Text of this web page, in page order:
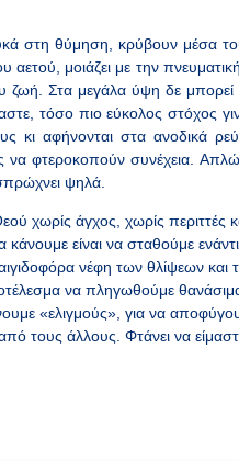
στη θύμηση, κρύβουν μέσα
μοιάζει με την
ζωή. Στα μεγάλα ύψη δε
τόσο πιο εύκολος στόχος
κι αφήνονται στα ανοδικά
να φτεροκοπούν συνέχεια.
ψηλά.
χωρίς άγχος, χωρίς περιττές
είναι να σταθούμε
νέφη των θλίψεων
να πληγωθούμε
«ελιγμούς», για να
τους άλλους. Φτάνει να